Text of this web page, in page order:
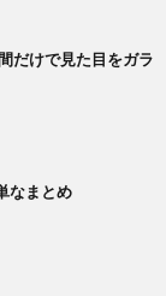
だけで見た目をガラ
なまとめ